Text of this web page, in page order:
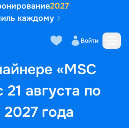
2027
каждому
Войти
«MSC
августа по
2027 года
кают Маршрут и